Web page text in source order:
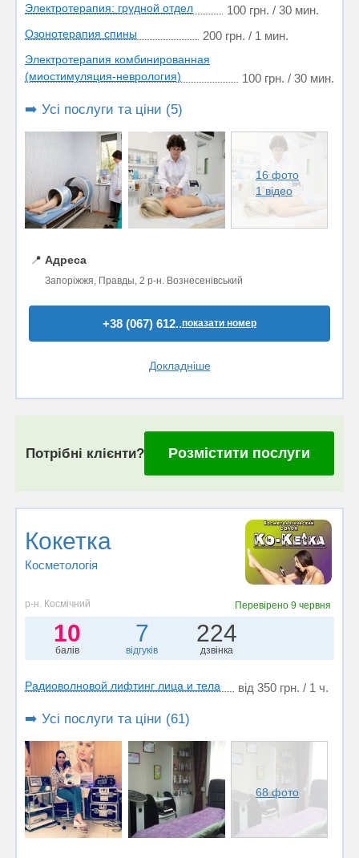
Электротерапия: грудной отдел 100 грн. / 30 мин.
Озонотерапия спины 200 грн. / 1 мин.
Электротерапия комбинированная
(миостимуляция-неврология)
100 грн. / 30 мин.
➡️ Усі послуги та ціни (5)
16 фото
1 відео
📍 Адреса
Запоріжжя, Правды, 2 р-н. Вознесенівський
+38 (067) 612..показати номер
Докладніше
Потрібні клієнти? Розмістити послуги
Кокетка
Косметологія
р-н. Космічний Перевірено 9 червня
10
балів
7
відгуків
224
дзвінка
Радиоволновой лифтинг лица и тела від 350 грн. / 1 ч.
➡️ Усі послуги та ціни (61)
68 фото